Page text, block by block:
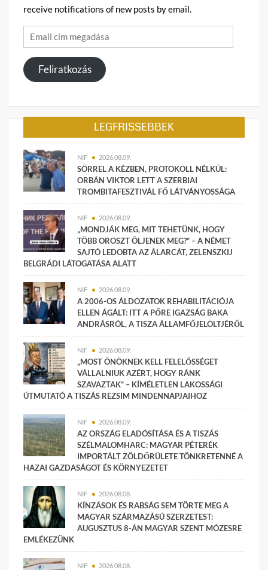
receive notifications of new posts by email.
Email
cím
megadása
Feliratkozás
LEGFRISSEBBEK
NIF 2026.08.09.
SÖRREL A KÉZBEN, PROTOKOLL NÉLKÜL:
ORBÁN VIKTOR LETT A SZERBIAI
TROMBITAFESZTIVÁL FŐ LÁTVÁNYOSSÁGA
NIF 2026.08.09.
„MONDJÁK MEG, MIT TEHETÜNK, HOGY
TÖBB OROSZT ÖLJENEK MEG?” – A NÉMET
SAJTÓ LEDOBTA AZ ÁLARCÁT, ZELENSZKIJ
BELGRÁDI LÁTOGATÁSA ALATT
NIF 2026.08.09.
A 2006-OS ÁLDOZATOK REHABILITÁCIÓJA
ELLEN ÁGÁLT: ITT A PŐRE IGAZSÁG BAKA
ANDRÁSRÓL, A TISZA ÁLLAMFŐJELÖLTJÉRŐL
NIF 2026.08.09.
„MOST ÖNÖKNEK KELL FELELŐSSÉGET
VÁLLALNIUK AZÉRT, HOGY RÁNK
SZAVAZTAK” – KÍMÉLETLEN LAKOSSÁGI
ÚTMUTATÓ A TISZÁS REZSIM MINDENNAPJAIHOZ
NIF 2026.08.09.
AZ ORSZÁG ELADÓSÍTÁSA ÉS A TISZÁS
SZÉLMALOMHARC: MAGYAR PÉTERÉK
IMPORTÁLT ZÖLDŐRÜLETE TÖNKRETENNÉ A
HAZAI GAZDASÁGOT ÉS KÖRNYEZETET
NIF 2026.08.08.
KÍNZÁSOK ÉS RABSÁG SEM TÖRTE MEG A
MAGYAR SZÁRMAZÁSÚ SZERZETEST:
AUGUSZTUS 8-ÁN MAGYAR SZENT MÓZESRE
EMLÉKEZÜNK
NIF 2026.08.08.